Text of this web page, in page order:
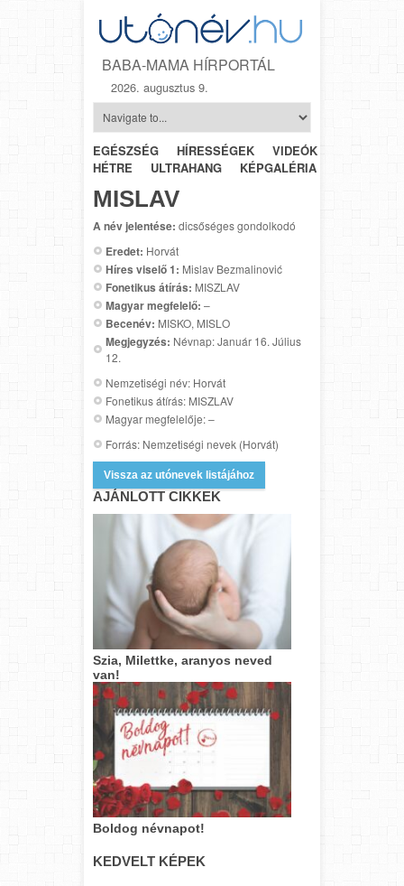
BABA-MAMA HÍRPORTÁL
2026. augusztus 9.
EGÉSZSÉG HÍRESSÉGEK VIDEÓK
HÉTRŐL-
HÉTRE
ULTRAHANG KÉPGALÉRIA
MISLAV
A név jelentése: dicsőséges gondolkodó
Eredet: Horvát
Híres viselő 1: Mislav Bezmalinović
Fonetikus átírás: MISZLAV
Magyar megfelelő: –
Becenév: MISKO, MISLO
Megjegyzés: Névnap: Január 16. Július
12.
Nemzetiségi név: Horvát
Fonetikus átírás: MISZLAV
Magyar megfelelője: –
Forrás: Nemzetiségi nevek (Horvát)
Vissza az utónevek listájához
AJÁNLOTT CIKKEK
Szia, Milettke, aranyos neved
van!
Boldog névnapot!
KEDVELT KÉPEK